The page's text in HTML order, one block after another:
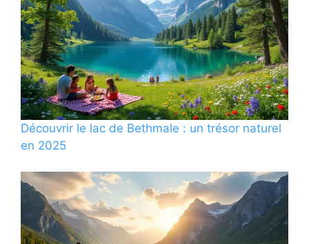
Découvrir le lac de Bethmale : un trésor naturel
en 2025